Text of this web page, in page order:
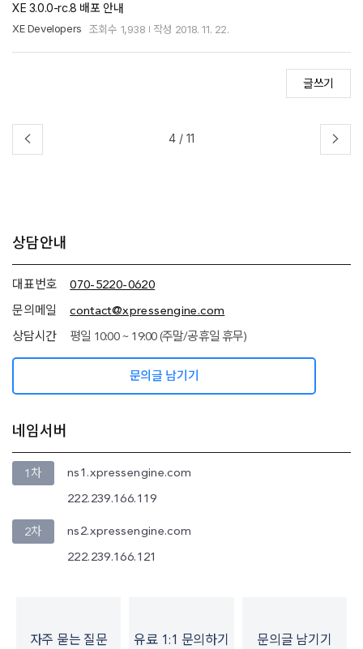
XE 3.0.0-rc.8 배포 안내
XE Developers 조회수 1,938 작성 2018. 11. 22.
글쓰기
4 / 11
추가
네임서버
정보)
상담안내
대표번호 070-5220-0620
문의메일 contact@xpressengine.com
상담시간 평일 10:00 ~ 19:00 (주말/공휴일 휴무)
문의글 남기기
네임서버
1차 ns1.xpressengine.com
222.239.166.119
2차 ns2.xpressengine.com
222.239.166.121
자주 묻는 질문 유료 1:1 문의하기 문의글 남기기